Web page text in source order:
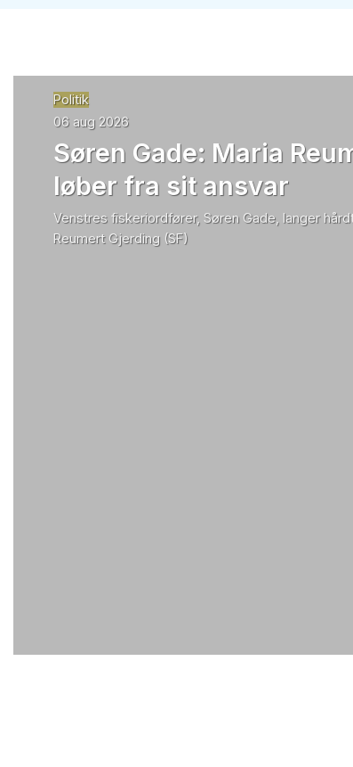
Politik
06 aug 2026
Søren Gade: Maria
løber fra sit ansvar
Venstres fiskeriordfører, Søren Gade, langer
Reumert Gjerding (SF)